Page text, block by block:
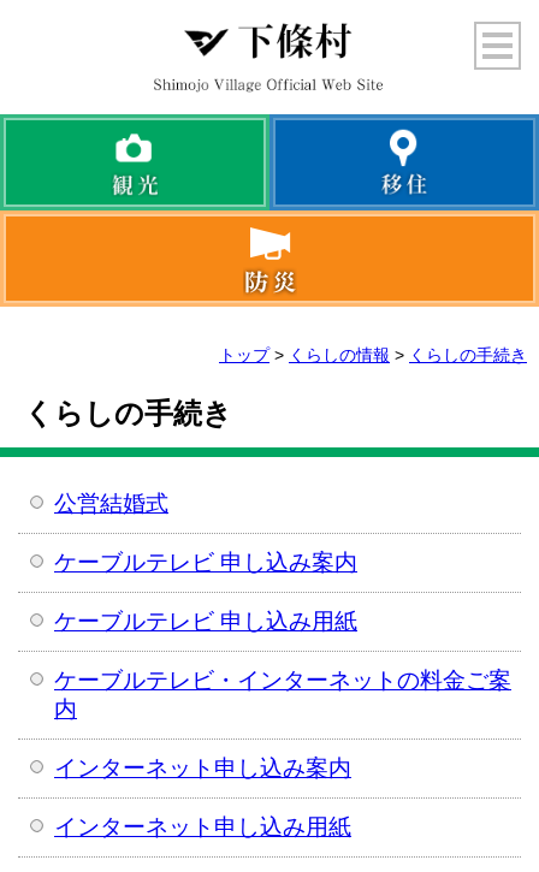
トップ> くらしの情報 > くらしの手続き
くらしの手続き
公営結婚式
ケーブルテレビ 申し込み案内
ケーブルテレビ 申し込み用紙
ケーブルテレビ・インターネットの料金ご案
内
インターネット申し込み案内
インターネット申し込み用紙